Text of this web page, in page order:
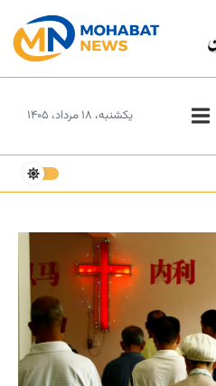
یکشنبه، ۱۸ مرداد، ۱۴۰۵